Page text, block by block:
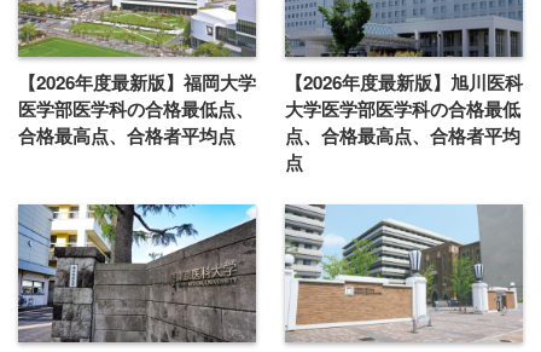
【2026年度最新版】福岡大学
医学部医学科の合格最低点、
合格最高点、合格者平均点
【2026年度最新版】旭川医科
大学医学部医学科の合格最低
点、合格最高点、合格者平均
点